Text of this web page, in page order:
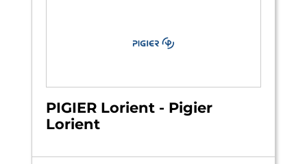
PIGIER Lorient - Pigier
Lorient